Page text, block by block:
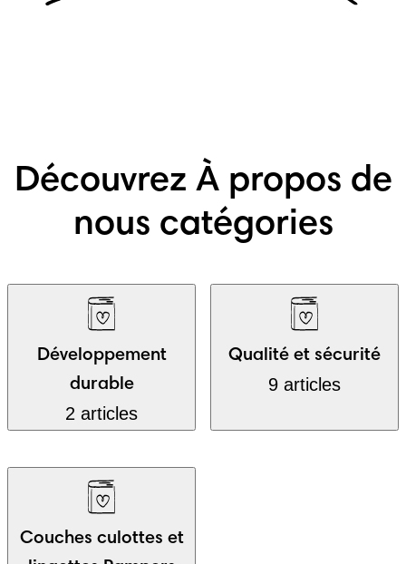
Découvrez À propos de
nous catégories
Développement
durable
2 articles
Qualité et sécurité
9 articles
Couches culottes et